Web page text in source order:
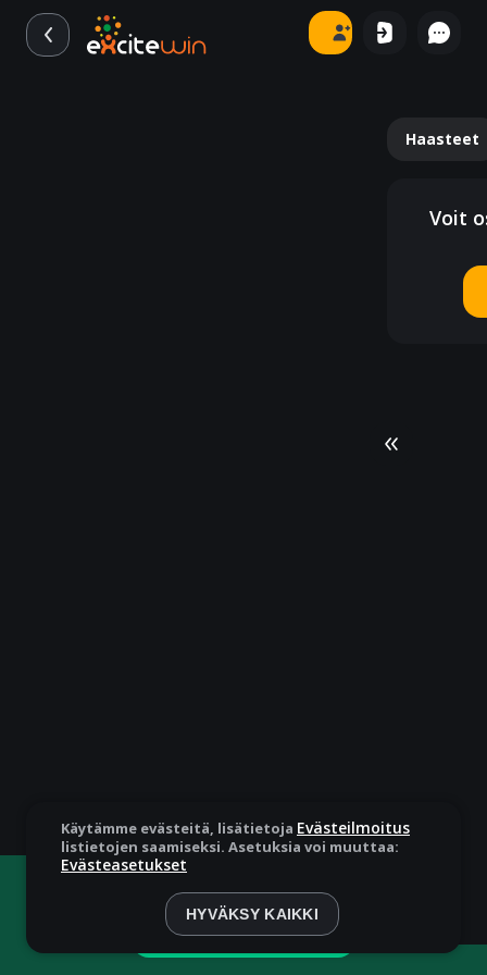
paljon jännittävämpää
Pelaa oikealla rahalla
Haasteet
Voit
Käytämme evästeitä, lisätietoja Evästeilmoitus
listietojen saamiseksi. Asetuksia voi muuttaa:
Evästeasetukset
HYVÄKSY KAIKKI